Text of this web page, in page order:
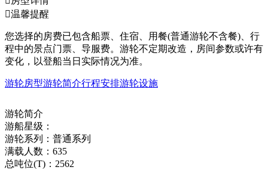
温馨提醒
您选择的房费已包含船票、住宿、用餐(普通游轮不含餐)、行
程中的景点门票、导服费。游轮不定期改造，房间参数或许有
变化，以登船当日实际情况为准。
游轮房型游轮简介行程安排游轮设施
游轮简介
游船星级：
游轮系列：普通系列
满载人数：635
总吨位(T)：2562